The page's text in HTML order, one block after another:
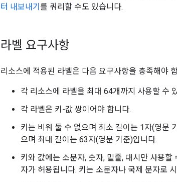
터 내보내기 를 쿼리할 수도 있습니다.
라벨 요구사항
리소스에 적용된 라벨은 다음 요구사항을 충족해야
각 리소스에 라벨을 최대 64개까지 사용할 수
각 라벨은 키-값 쌍이어야 합니다.
키는 비워 둘 수 없으며 최소 길이는 1자(영문
으며 최대 길이는 63자(영문 기준)입니다.
키와 값에는 소문자, 숫자, 밑줄, 대시만 사용
자가 허용됩니다. 키는 소문자나 국제 문자로